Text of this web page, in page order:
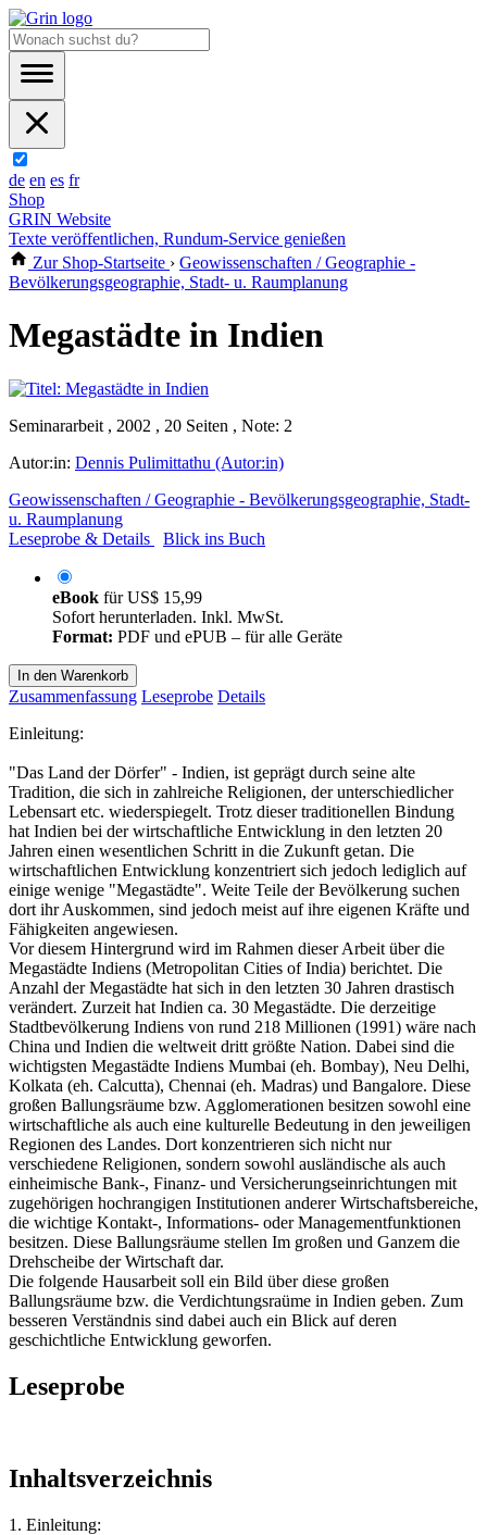
de en es fr
Shop
GRIN Website
Texte veröffentlichen, Rundum-Service genießen
Zur Shop-Startseite › Geowissenschaften / Geographie -
Bevölkerungsgeographie, Stadt- u. Raumplanung
Megastädte in Indien
Seminararbeit , 2002 , 20 Seiten , Note: 2
Autor:in: Dennis Pulimittathu (Autor:in)
Geowissenschaften / Geographie - Bevölkerungsgeographie, Stadt-
u. Raumplanung
Leseprobe & Details
Blick ins Buch
eBook fürUS$ 15,99
Sofort herunterladen. Inkl. MwSt.
Format: PDF und ePUB – für alle Geräte
In den Warenkorb
Zusammenfassung Leseprobe Details
Einleitung:
"Das Land der Dörfer" - Indien, ist geprägt durch seine alte
Tradition, die sich in zahlreiche Religionen, der unterschiedlicher
Lebensart etc. wiederspiegelt. Trotz dieser traditionellen Bindung
hat Indien bei der wirtschaftliche Entwicklung in den letzten 20
Jahren einen wesentlichen Schritt in die Zukunft getan. Die
wirtschaftlichen Entwicklung konzentriert sich jedoch lediglich auf
einige wenige "Megastädte". Weite Teile der Bevölkerung suchen
dort ihr Auskommen, sind jedoch meist auf ihre eigenen Kräfte und
Fähigkeiten angewiesen.
Vor diesem Hintergrund wird im Rahmen dieser Arbeit über die
Megastädte Indiens (Metropolitan Cities of India) berichtet. Die
Anzahl der Megastädte hat sich in den letzten 30 Jahren drastisch
verändert. Zurzeit hat Indien ca. 30 Megastädte. Die derzeitige
Stadtbevölkerung Indiens von rund 218 Millionen (1991) wäre nach
China und Indien die weltweit dritt größte Nation. Dabei sind die
wichtigsten Megastädte Indiens Mumbai (eh. Bombay), Neu Delhi,
Kolkata (eh. Calcutta), Chennai (eh. Madras) und Bangalore. Diese
großen Ballungsräume bzw. Agglomerationen besitzen sowohl eine
wirtschaftliche als auch eine kulturelle Bedeutung in den jeweiligen
Regionen des Landes. Dort konzentrieren sich nicht nur
verschiedene Religionen, sondern sowohl ausländische als auch
einheimische Bank-, Finanz- und Versicherungseinrichtungen mit
zugehörigen hochrangigen Institutionen anderer Wirtschaftsbereiche,
die wichtige Kontakt-, Informations- oder Managementfunktionen
besitzen. Diese Ballungsräume stellen Im großen und Ganzem die
Drehscheibe der Wirtschaft dar.
Die folgende Hausarbeit soll ein Bild über diese großen
Ballungsräume bzw. die Verdichtungsraüme in Indien geben. Zum
besseren Verständnis sind dabei auch ein Blick auf deren
geschichtliche Entwicklung geworfen.
Leseprobe
Inhaltsverzeichnis
1. Einleitung: